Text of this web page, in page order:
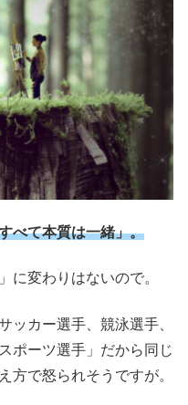
べて本質は一緒」。
に変わりはないので。
ッカー選手、競泳選手、
ポーツ選手」だから同じ
方で怒られそうですが。